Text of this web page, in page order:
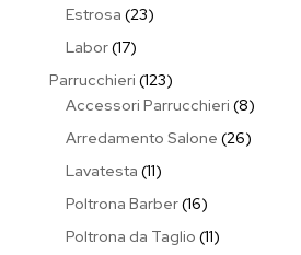
prodotti
Estrosa 2323
Labor 1717
prodotti
Parrucchieri 123123
prodotti
Accessori Parrucchieri 88
prodotti
Arredamento Salone 2626
Lavatesta 1111
prodotti
Poltrona Barber 1616
prodotti
Poltrona da Taglio 1111